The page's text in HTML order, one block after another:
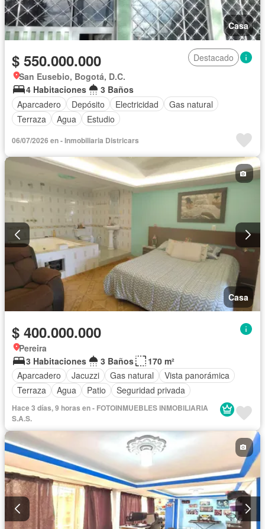
Casa
$ 550.000.000
Destacado
San Eusebio, Bogotá, D.C.
4 Habitaciones
3 Baños
Aparcadero
Depósito Electricidad
Gas natural
Terraza
Agua Estudio
06/07/2026 en - Inmobiliaria Districars
Casa
$ 400.000.000
Pereira
3 Habitaciones
3 Baños
170 m²
Aparcadero
Jacuzzi Gas natural
Vista panorámica
Terraza
Agua Patio Seguridad privada
Hace 3 días, 9 horas en - FOTOINMUEBLES INMOBILIARIA
S.A.S.